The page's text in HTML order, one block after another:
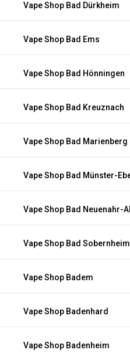
Vape Shop Bad Dürkheim
Vape Shop Bad Ems
Vape Shop Bad Hönningen
Vape Shop Bad Kreuznach
Vape Shop Bad Marienberg
Vape Shop Bad Münster-
Vape Shop Bad Neuenahr-
Vape Shop Bad Sobernheim
Vape Shop Badem
Vape Shop Badenhard
Vape Shop Badenheim